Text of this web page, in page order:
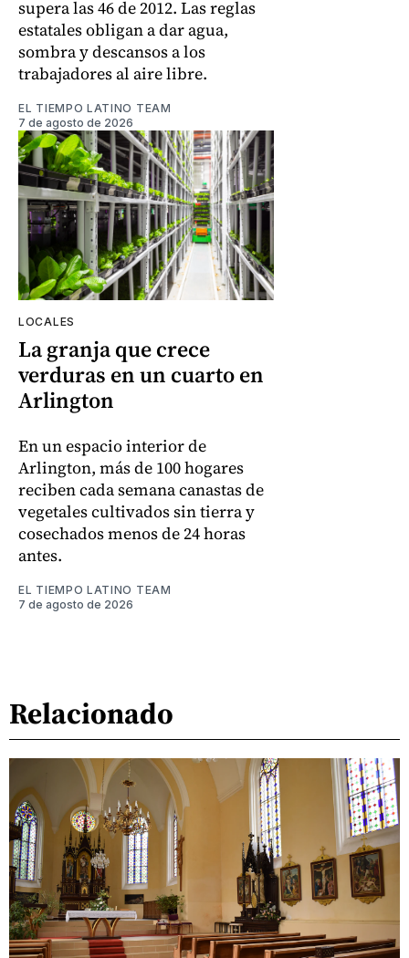
supera las 46 de 2012. Las reglas
estatales obligan a dar agua,
sombra y descansos a los
trabajadores al aire libre.
EL TIEMPO LATINO TEAM
7 de agosto de 2026
LOCALES
La granja que crece
verduras en un cuarto en
Arlington
En un espacio interior de
Arlington, más de 100 hogares
reciben cada semana canastas de
vegetales cultivados sin tierra y
cosechados menos de 24 horas
antes.
EL TIEMPO LATINO TEAM
7 de agosto de 2026
Relacionado